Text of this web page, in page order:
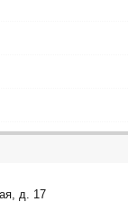
д. 17